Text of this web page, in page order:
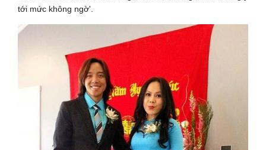
tới mức không ngờ'.